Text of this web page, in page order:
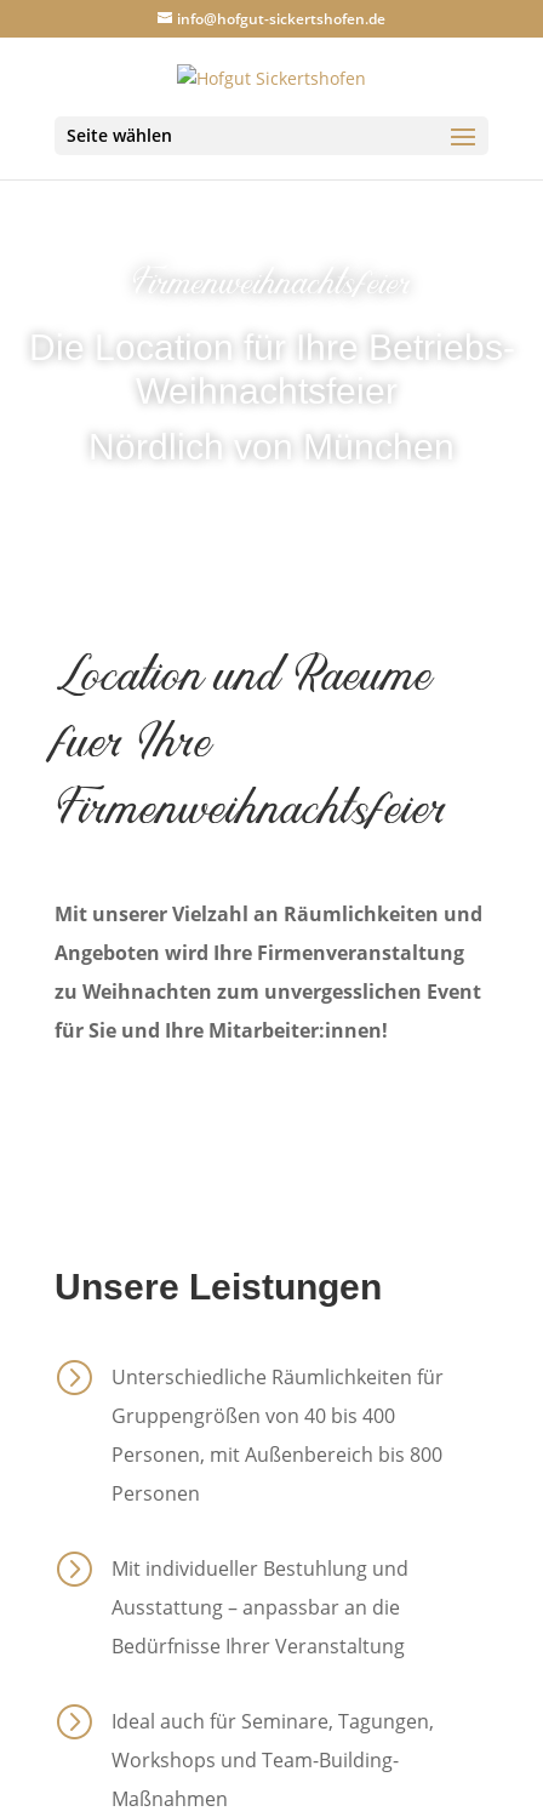
info@hofgut-sickertshofen.de
Seite wählen
Firmenweihnachtsfeier
Die Location für Ihre Betriebs-
Weihnachtsfeier
Nördlich von München
Location und Raeume
fuer Ihre
Firmenweihnachtsfeier
Mit unserer Vielzahl an Räumlichkeiten und
Angeboten wird Ihre Firmenveranstaltung
zu Weihnachten zum unvergesslichen Event
für Sie und Ihre Mitarbeiter:innen!
Unsere Leistungen
=
Unterschiedliche Räumlichkeiten für
Gruppengrößen von 40 bis 400
Personen, mit Außenbereich bis 800
Personen
=
Mit individueller Bestuhlung und
Ausstattung – anpassbar an die
Bedürfnisse Ihrer Veranstaltung
=
Ideal auch für Seminare, Tagungen,
Workshops und Team-Building-
Maßnahmen